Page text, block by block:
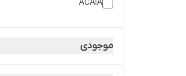
ACAIA
موجودی